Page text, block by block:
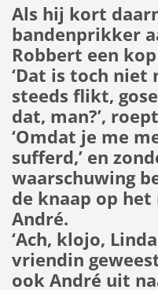
Als hij kort
bandenprikker
Robbert een
‘Dat is toch
steeds flikt,
dat, man?’,
‘Omdat je me
sufferd,’ en
waarschuwing
de knaap op
André.
‘Ach, klojo,
vriendin
ook André uit